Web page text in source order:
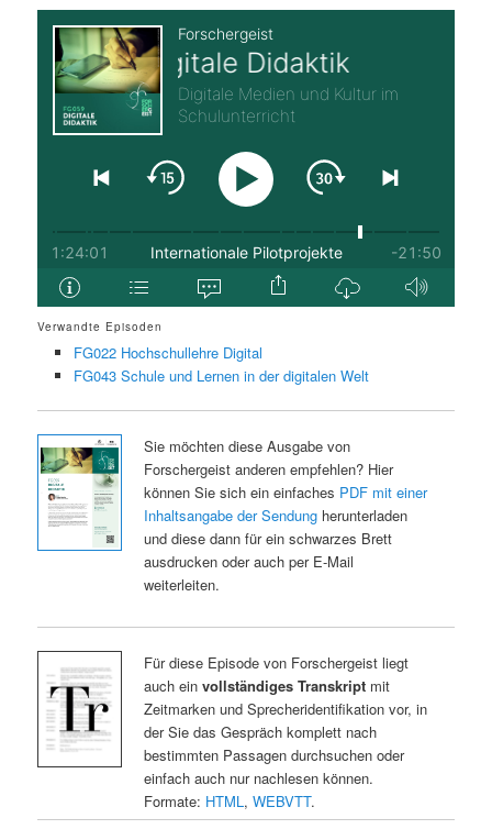
e
n
n
g
e
Verwandte Episoden
FG022 Hochschullehre Digital
FG043 Schule und Lernen in der digitalen Welt
Sie möchten diese Ausgabe von
Forschergeist anderen empfehlen? Hier
können Sie sich ein einfaches PDF mit einer
Inhaltsangabe der Sendungherunterladen
und diese dann für ein schwarzes Brett
ausdrucken oder auch per E-Mail
weiterleiten.
Für diese Episode von Forschergeist liegt
auch ein vollständiges Transkriptmit
Zeitmarken und Sprecheridentifikation vor, in
der Sie das Gespräch komplett nach
bestimmten Passagen durchsuchen oder
einfach auch nur nachlesen können.
Formate: HTML , WEBVTT.